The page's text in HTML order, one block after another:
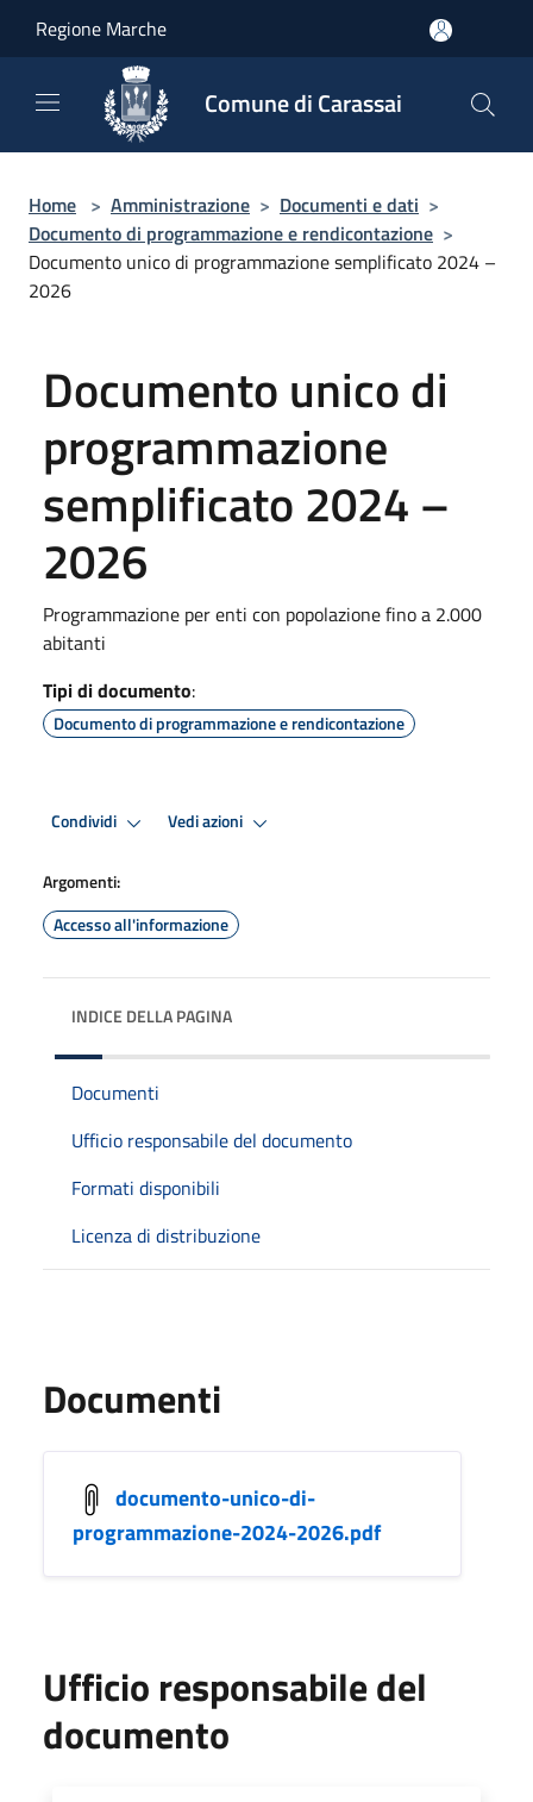
Regione Marche
Comune di Carassai
Home > Amministrazione > Documenti e dati >
Documento di programmazione e rendicontazione >
Documento unico di programmazione semplificato 2024 –
2026
Documento unico di
programmazione
semplificato 2024 –
2026
Programmazione per enti con popolazione fino a 2.000
abitanti
Tipi di documento:
Documento di programmazione e rendicontazione
Condividi Vedi azioni
Argomenti:
Accesso all'informazione
INDICE DELLA PAGINA
Documenti
Ufficio responsabile del documento
Formati disponibili
Licenza di distribuzione
Documenti
documento-unico-di-
programmazione-2024-2026.pdf
Ufficio responsabile del
documento